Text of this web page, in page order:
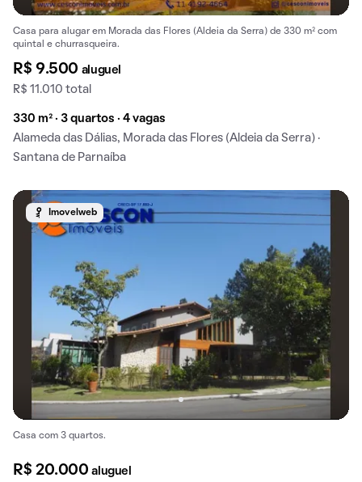
Casa para alugar em Morada das Flores (Aldeia da Serra) de 330 m² com
quintal e churrasqueira.
R$ 9.500 aluguel
R$ 11.010 total
330 m² · 3 quartos · 4 vagas
Alameda das Dálias, Morada das Flores (Aldeia da Serra) ·
Santana de Parnaíba
Imovelweb
Casa com 3 quartos.
R$ 20.000aluguel